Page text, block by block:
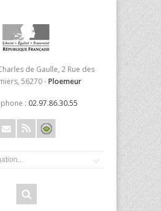
de Gaulle, 2 Rue des
56270 -Ploemeur
: 02.97.86.30.55